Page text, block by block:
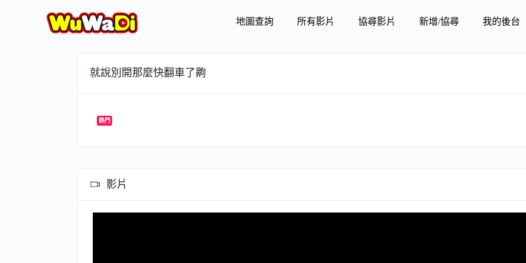
地圖查詢 所有影片 協尋影片 新增/協尋 我的後台
就說別開那麼快翻車了齁
熱門
影片